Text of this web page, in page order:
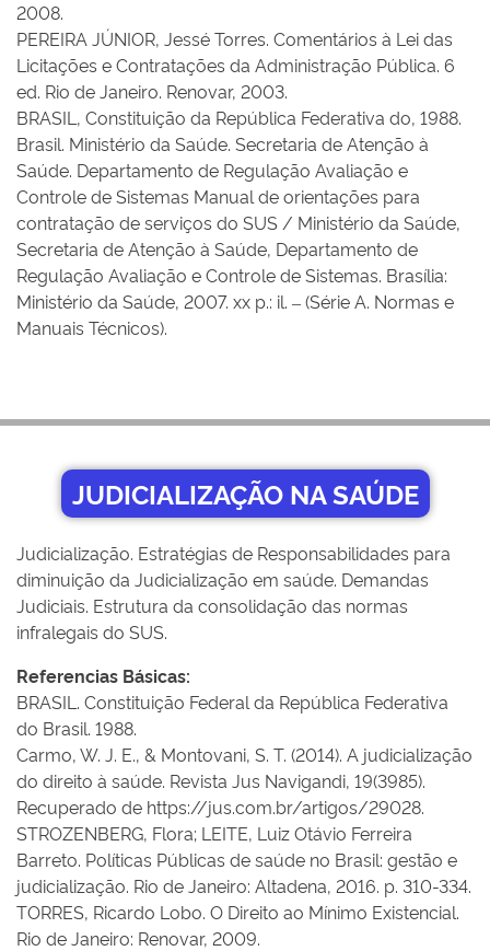
2008.
PEREIRA JÚNIOR, Jessé Torres. Comentários à Lei das
Licitações e Contratações da Administração Pública. 6
ed. Rio de Janeiro. Renovar, 2003.
BRASIL, Constituição da República Federativa do, 1988.
Brasil. Ministério da Saúde. Secretaria de Atenção à
Saúde. Departamento de Regulação Avaliação e
Controle de Sistemas Manual de orientações para
contratação de serviços do SUS / Ministério da Saúde,
Secretaria de Atenção à Saúde, Departamento de
Regulação Avaliação e Controle de Sistemas. Brasília:
Ministério da Saúde, 2007. xx p.: il. – (Série A. Normas e
Manuais Técnicos).
JUDICIALIZAÇÃO NA SAÚDE
Judicialização. Estratégias de Responsabilidades para
diminuição da Judicialização em saúde. Demandas
Judiciais. Estrutura da consolidação das normas
infralegais do SUS.
Referencias Básicas:
BRASIL. Constituição Federal da República Federativa
do Brasil. 1988.
Carmo, W. J. E., & Montovani, S. T. (2014). A judicialização
do direito à saúde. Revista Jus Navigandi, 19(3985).
Recuperado de https://jus.com.br/artigos/29028.
STROZENBERG, Flora; LEITE, Luiz Otávio Ferreira
Barreto. Políticas Públicas de saúde no Brasil: gestão e
judicialização. Rio de Janeiro: Altadena, 2016. p. 310-334.
TORRES, Ricardo Lobo. O Direito ao Mínimo Existencial.
Rio de Janeiro: Renovar, 2009.